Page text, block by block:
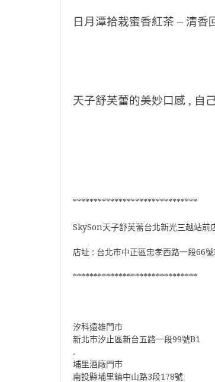
日月潭拾栽蜜香紅茶 – 清香
天子舒芙蕾的美妙口感 , 自
******************************
SkySon天子舒芙蕾台北新光三越站前
店址 : 台北市中正區忠孝西路一段66號
******************************
汐科遠雄門市
新北市汐止區新台五路一段99號B1
.
埔里酒廠門市
南投縣埔里鎮中山路3段178號